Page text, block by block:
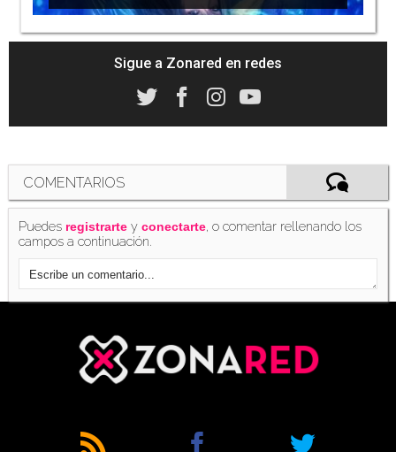
Sigue a Zonared en redes
COMENTARIOS
Puedes registrarte yconectarte, o comentar rellenando los
campos a continuación.